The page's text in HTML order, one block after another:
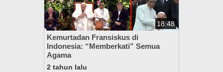
18:48
Kemurtadan Fransiskus di
Indonesia: “Memberkati” Semua
Agama
2 tahun lalu